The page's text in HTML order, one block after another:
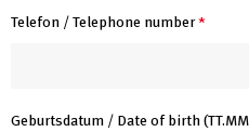
Telefon / Telephone number*
Geburtsdatum / Date of birth